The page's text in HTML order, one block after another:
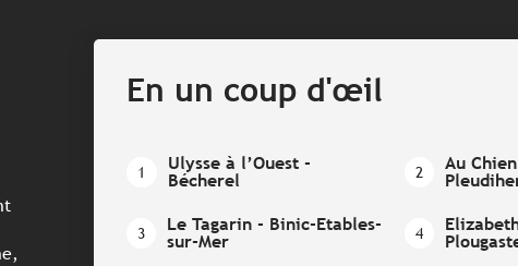
En un coup d'œil
1
Ulysse à l’Ouest -
Bécherel
2
Au
3
Le Tagarin - Binic-Etables-
sur-Mer
4